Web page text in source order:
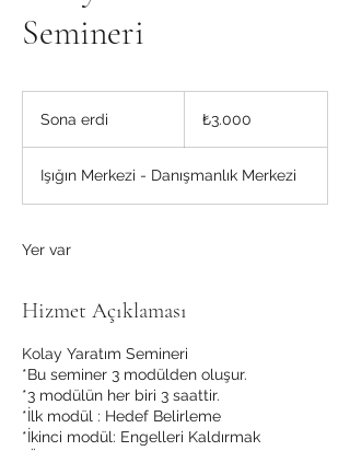
Semineri
Sona erdi
a
e
Türk
lirası₺3.000
Işığın Merkezi - Danışmanlık Merkezi
Yer var
Hizmet Açıklaması
Kolay Yaratım Semineri
*Bu seminer 3 modülden oluşur.
*3 modülün her biri 3 saattir.
*İlk modül : Hedef Belirleme
*İkinci modül: Engelleri Kaldırmak